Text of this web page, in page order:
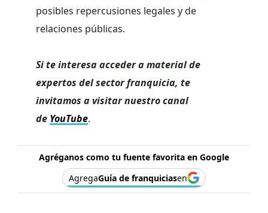
posibles repercusiones legales y de
relaciones públicas.
Si te interesa acceder a material de
expertos del sector franquicia, te
invitamos a visitar nuestro canal
de YouTube.
Agréganos como tu fuente favorita en Google
AgregaGuía de franquiciasen